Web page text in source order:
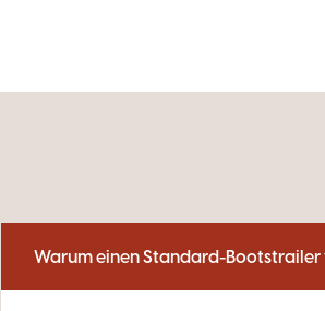
Warum einen Standard-